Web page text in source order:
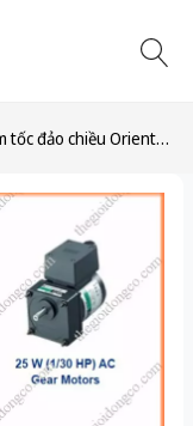
CW2L2 + 2GN50KF công suất 6W tỉ số truyền 1/50 Một pha 220/230 VAC